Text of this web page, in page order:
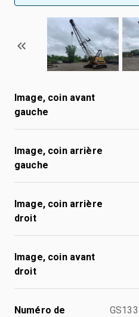
Image, coin avant
gauche
Image, coin arrière
gauche
Image, coin arrière
droit
Image, coin avant
droit
Numéro de